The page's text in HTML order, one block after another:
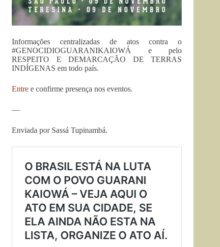
Informações centralizadas de atos contra o
#GENOCIDIOGUARANIKAIOWÁ e pelo
RESPEITO E DEMARCAÇÃO DE TERRAS
INDÍGENAS em todo país.
Entre e confirme presença nos eventos.
—
Enviada por Sassá Tupinambá.